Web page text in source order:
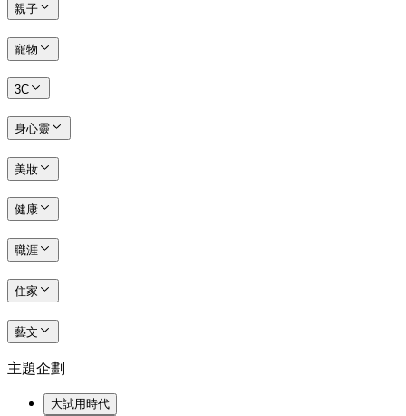
親子
寵物
3C
身心靈
美妝
健康
職涯
住家
藝文
主題企劃
大試用時代